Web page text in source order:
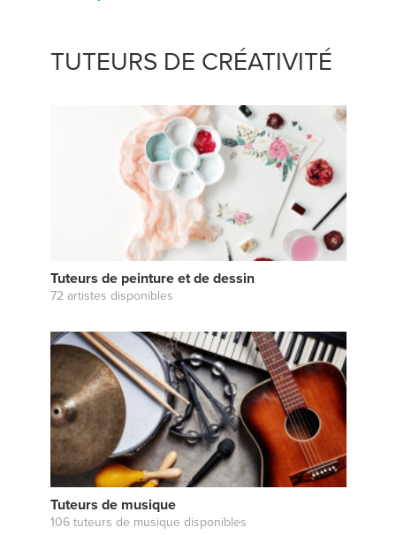
TUTEURS DE CRÉATIVITÉ
Tuteurs de peinture et de dessin
72 artistes disponibles
Tuteurs de musique
106 tuteurs de musique disponibles